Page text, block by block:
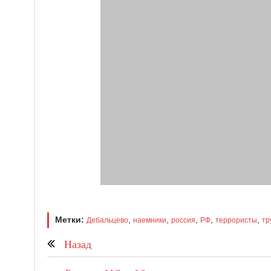
Метки: Дебальцево, наемники россия РФ, террористы
Назад